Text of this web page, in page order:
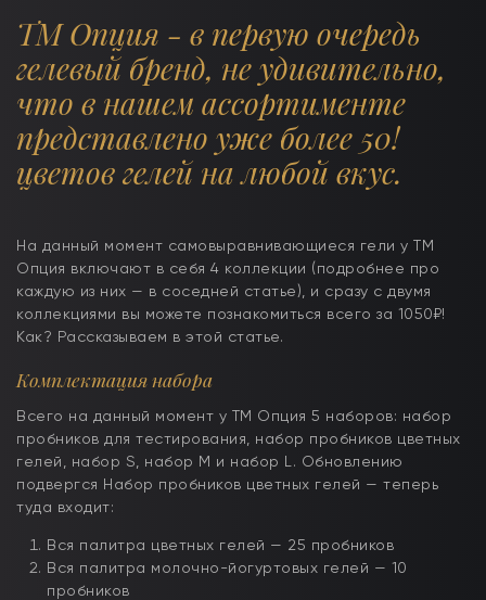
ТМ Опция - в первую очередь
гелевый бренд, не удивительно,
что в нашем ассортименте
представлено уже более 50!
цветов гелей на любой вкус.
На данный момент самовыравнивающиеся гели у ТМ
Опция включают в себя 4 коллекции (подробнее про
каждую из них — в соседней статье), и сразу с двумя
коллекциями вы можете познакомиться всего за 1050₽!
Как? Рассказываем в этой статье.
Комплектация набора
Всего на данный момент у ТМ Опция 5 наборов: набор
пробников для тестирования, набор пробников цветных
гелей, набор S, набор M и набор L. Обновлению
подвергся Набор пробников цветных гелей — теперь
туда входит:
Вся палитра цветных гелей — 25 пробников
Вся палитра молочно-йогуртовых гелей — 10
пробников